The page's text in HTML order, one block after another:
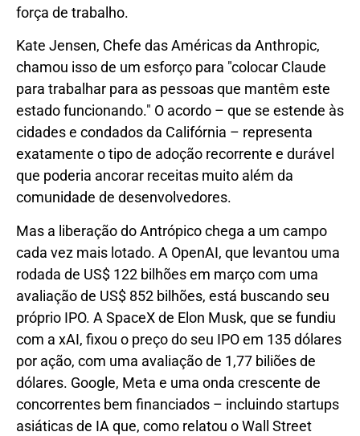
força de trabalho.
Kate Jensen, Chefe das Américas da Anthropic,
chamou isso de um esforço para "colocar Claude
para trabalhar para as pessoas que mantêm este
estado funcionando." O acordo – que se estende às
cidades e condados da Califórnia – representa
exatamente o tipo de adoção recorrente e durável
que poderia ancorar receitas muito além da
comunidade de desenvolvedores.
Mas a liberação do Antrópico chega a um campo
cada vez mais lotado. A OpenAI, que levantou uma
rodada de US$ 122 bilhões em março com uma
avaliação de US$ 852 bilhões, está buscando seu
próprio IPO. A SpaceX de Elon Musk, que se fundiu
com a xAI, fixou o preço do seu IPO em 135 dólares
por ação, com uma avaliação de 1,77 biliões de
dólares. Google, Meta e uma onda crescente de
concorrentes bem financiados – incluindo startups
asiáticas de IA que, como relatou o Wall Street